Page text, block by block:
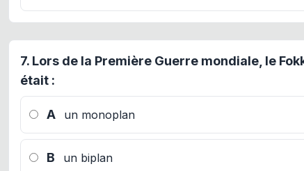
7. Lors de la Première Guerre mondiale, le
était :
A un monoplan
B un biplan